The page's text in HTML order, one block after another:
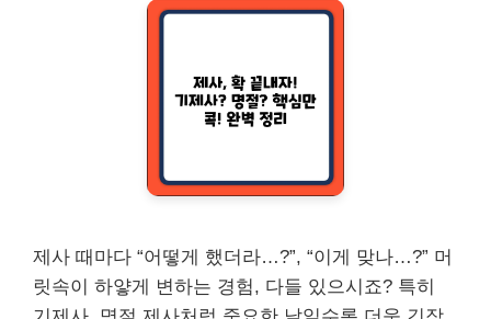
제사 때마다 “어떻게 했더라…?”, “이게 맞나…?” 머
릿속이 하얗게 변하는 경험, 다들 있으시죠? 특히